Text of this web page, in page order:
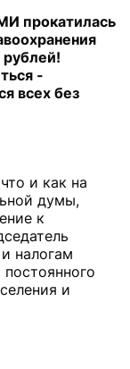
прокатилась
-
всех без
и как на
думы,
к
налогам
и